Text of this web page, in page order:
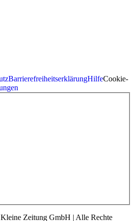
BarrierefreiheitserklärungHilfeCookie-
Zeitung GmbH | Alle Rechte